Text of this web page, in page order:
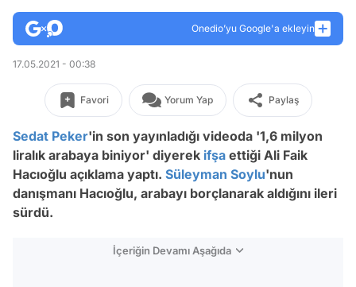
Onedio’yu Google'a ekleyin
17.05.2021 - 00:38
Favori Yorum Yap Paylaş
Sedat Peker'in son yayınladığı videoda '1,6 milyon
liralık arabaya biniyor' diyerek ifşa ettiği Ali Faik
Hacıoğlu açıklama yaptı. Süleyman Soylu'nun
danışmanı Hacıoğlu, arabayı borçlanarak aldığını ileri
sürdü.
İçeriğin Devamı Aşağıda